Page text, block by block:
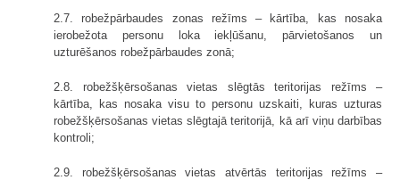
2.7. robežpārbaudes zonas režīms – kārtība, kas nosaka
ierobežota personu loka iekļūšanu, pārvietošanos un
uzturēšanos robežpārbaudes zonā;
2.8. robežšķērsošanas vietas slēgtās teritorijas režīms –
kārtība, kas nosaka visu to personu uzskaiti, kuras uzturas
robežšķērsošanas vietas slēgtajā teritorijā, kā arī viņu darbības
kontroli;
2.9. robežšķērsošanas vietas atvērtās teritorijas režīms –